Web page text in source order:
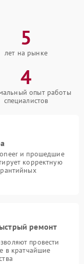
5
лет на рынке
4
опыт работы
специалистов
и прошедшие
корректную
ремонт
провести
в кратчайшие